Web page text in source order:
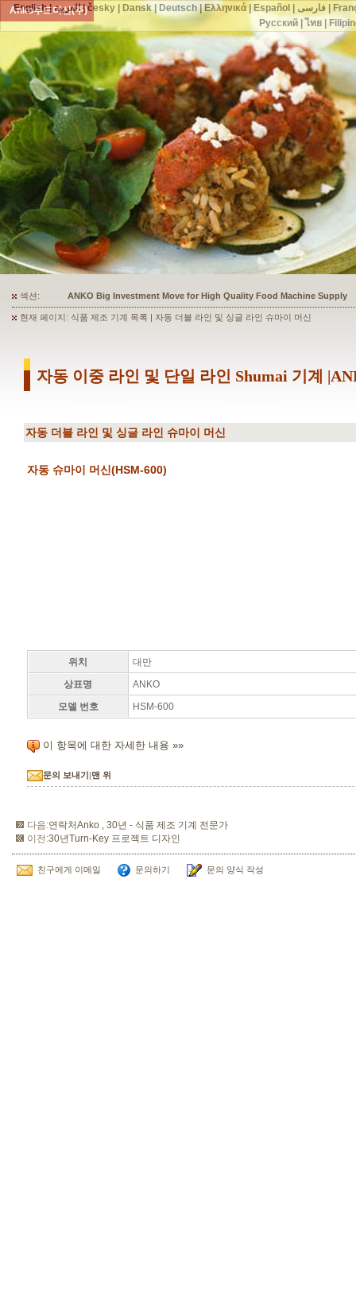
Anko푸드머신(주)
섹션: ANKO's Food Processing Equipment Assists a Shoe Seller to Start
현재 페이지: 식품 제조 기계 목록 | 자동 더블 라인 및 싱글 라인 슈마이 머신
자동 이중 라인 및 단일 라인 Shumai 기계
자동 더블 라인 및 싱글 라인 슈마이 머신
자동 슈마이 머신(HSM-600)
위치
대만
상표명
ANKO
모델 번호
HSM-600
이 항목에 대한 자세한 내용 »»
문의 보내기|맨 위
다음:연락처Anko , 30년 - 식품 제조 기계 전문가
이전:30년Turn-Key 프로젝트 디자인
친구에게 이메일 문의하기 문의 양식 작성
English|العربية|česky| Dansk| Deutsch|Ελληνικά|Español فارسی|
Русский| ไทย|